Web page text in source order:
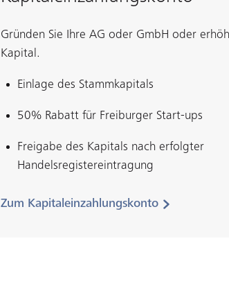
Gründen Sie Ihre AG oder GmbH oder
Kapital.
Einlage des Stammkapitals
50% Rabatt für Freiburger Start-ups
Freigabe des Kapitals nach erfolgter
Handelsregistereintragung
Zum Kapitaleinzahlungskonto